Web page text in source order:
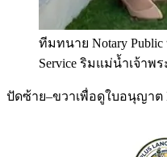
ทีมทนาย Notary
Service ริมแม่น้ำเจ้าพ
ปัดซ้าย–ขวาเพื่อดูใบอนุญาต